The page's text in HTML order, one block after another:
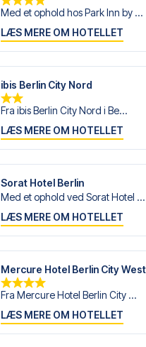
Med et ophold hos Park Inn by ...
LÆS MERE OM HOTELLET
ibis Berlin City Nord
Fra ibis Berlin City Nord i Be...
LÆS MERE OM HOTELLET
Sorat Hotel Berlin
Med et ophold ved Sorat Hotel ...
LÆS MERE OM HOTELLET
Mercure Hotel Berlin City West
Fra Mercure Hotel Berlin City ...
LÆS MERE OM HOTELLET